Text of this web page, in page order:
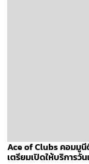
Ace of Clubs คอมมูนี
เตรียมเปิดให้บริการวั